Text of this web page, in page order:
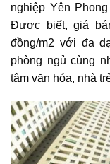
nghiệp Yên
Được biết, giá
đồng/m2 với đa
phòng ngủ cùng
tâm văn hóa, nhà